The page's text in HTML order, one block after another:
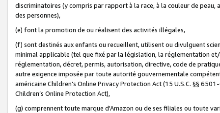
discriminatoires (y compris par rapport à la race, à la couleur de
des personnes),
(e) font la promotion de ou réalisent des activités illégales,
(f) sont destinés aux enfants ou recueillent, utilisent ou divulguent
minimal applicable (tel que fixé par la législation, la réglementation
réglementation, décret, permis, autorisation, directive, code de
autre exigence imposée par toute autorité gouvernementale
américaine Children’s Online Privacy Protection Act (15 U.S.C. §§
Children’s Online Protection Act),
(g) comprennent toute marque d'Amazon ou de ses filiales ou toute